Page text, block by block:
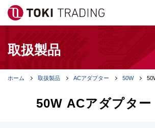
取扱製品
ホーム 取扱製品 ACアダプター 50W
50W ACアダプター